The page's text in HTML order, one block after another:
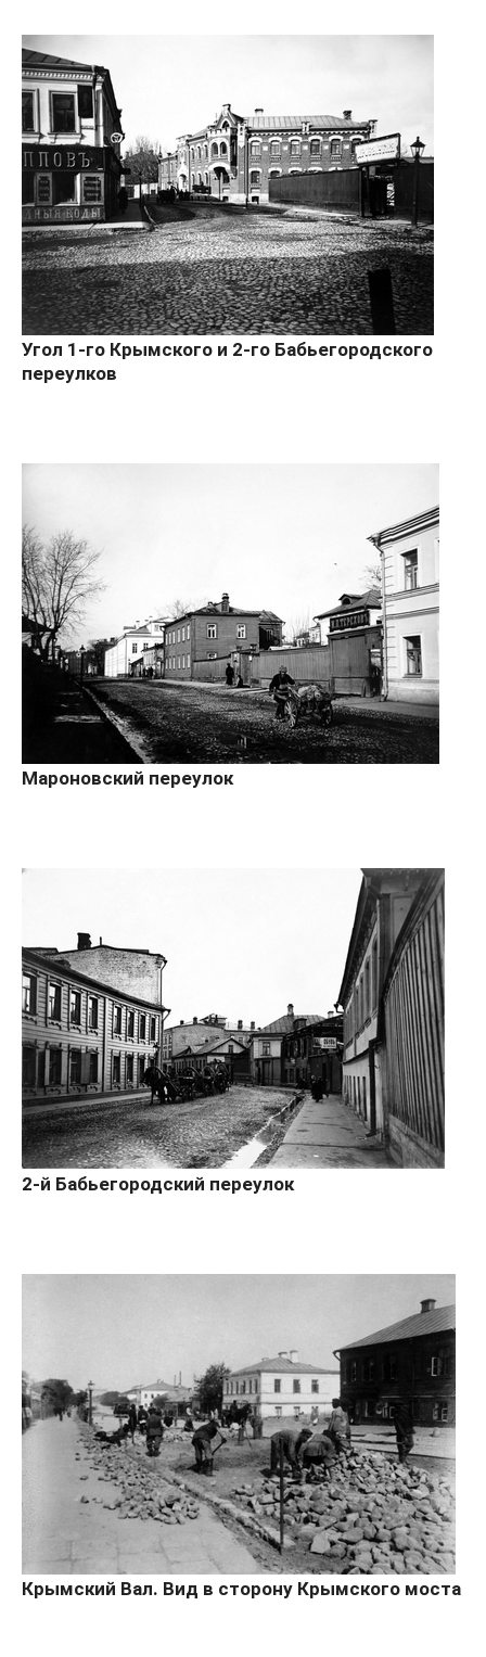
Угол 1-го Крымского и 2-го Бабьегородского
переулков
Мароновский переулок
2-й Бабьегородский переулок
Крымский Вал. Вид в сторону Крымского моста